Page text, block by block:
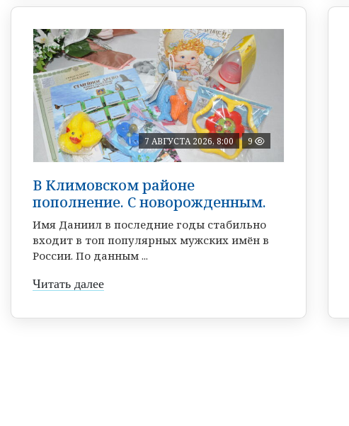
7 АВГУСТА 2026, 8:00 9
В Климовском районе
пополнение. С новорожденным.
Имя Даниил в последние годы стабильно
входит в топ популярных мужских имён в
России. По данным ...
Читать далее